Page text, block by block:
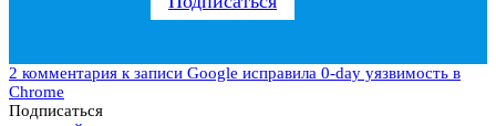
2 комментария к записи Google исправила 0-day уязвимость в
Chrome
Подписаться